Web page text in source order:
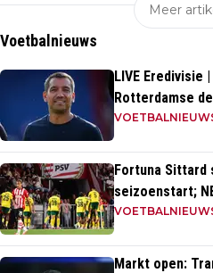
Meer
Voetbalnieuws
LIVE Eredivisie
Rotterdamse
Heerenveen
Fortuna Sittard
seizoenstart;
Tadic
Markt open: